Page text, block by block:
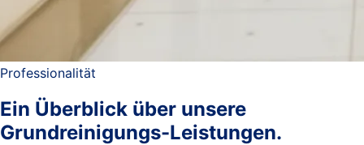
Professionalität
Ein Überblick über unsere
Grundreinigungs-Leistungen.